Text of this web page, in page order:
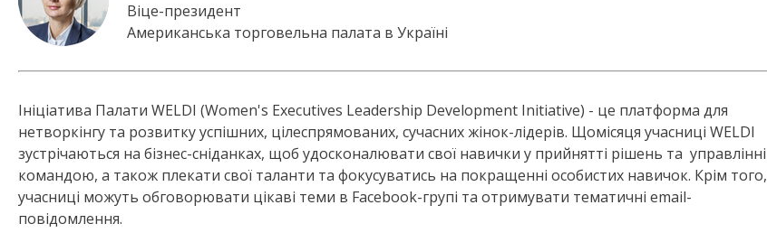
Віце-президент
Американська торговельна палата в Україні
Ініціатива Палати WELDI (Women's Executives Leadership Development Initiative) - це платформа для
нетворкінгу та розвитку успішних, цілеспрямованих, сучасних жінок-лідерів. Щомісяця учасниці WELDI
зустрічаються на бізнес-сніданках, щоб удосконалювати свої навички у прийнятті рішень та управлінні
командою, а також плекати свої таланти та фокусуватись на покращенні особистих навичок. Крім того,
учасниці можуть обговорювати цікаві теми в Facebook-групі та отримувати тематичні email-
повідомлення.